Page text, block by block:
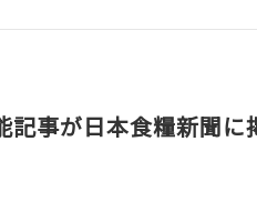
記事が日本食糧新聞に